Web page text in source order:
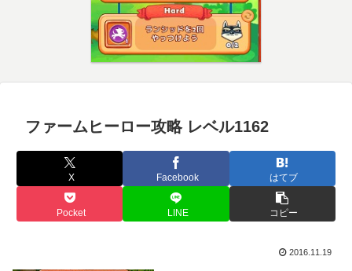
ファームヒーロー攻略 レベル1162
X Facebook はてブ
Pocket LINE コピー
2016.11.19